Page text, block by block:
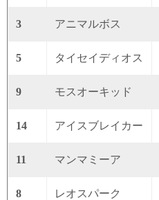
3 アニマルボス
5 タイセイディオス
9 モスオーキッド
14 アイスブレイカー
11 マンマミーア
8 レオスパーク